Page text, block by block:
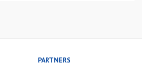
PARTNERS